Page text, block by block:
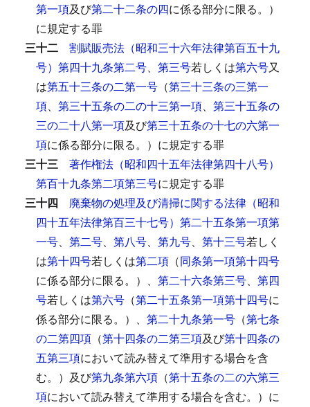
第一項及び第二十二条の四に係る部分に限る。）
に規定する罪
三十二 割賦販売法（昭和三十六年法律第百五十九
号）第四十九条第二号、 第三号若しくは第六号又
は第五十三条の二第一号 （第三十三条の三第一
項、 第三十五条の二の十三第一項、 第三十五条の
三の二十八第一項及び第三十五条の十七の六第一
項に係る部分に限る。）に規定する罪
三十三 著作権法（昭和四十五年法律第四十八号）
第百十九条第二項第三号に規定する罪
三十四 廃棄物の処理及び清掃に関する法律（昭和
四十五年法律第百三十七号）第二十五条第一項第
一号、 第二号、 第八号、 第九号、 第十三号若しく
は第十四号若しくは第二項 （同条第一項第十四号
に係る部分に限る。）、 第二十六条第三号、 第四
号若しくは第六号 （第二十五条第一項第十四号に
係る部分に限る。）、 第二十九条第一号 （第七条
の二第四項 （第十四条の二第三項及び第十四条の
五第三項において読み替えて準用する場合を含
む。）及び第九条第六項 （第十五条の二の六第三
項において読み替えて準用する場合を含む。）に